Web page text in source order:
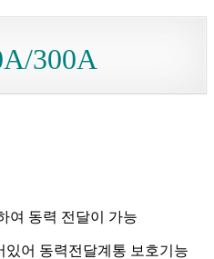
300A
여 동력 전달이 가능
어 동력전달계통 보호기능